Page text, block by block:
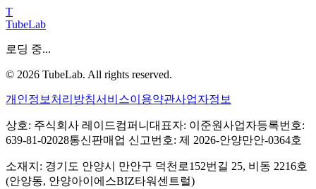
T
TubeLab
로딩 중...
© 2026 TubeLab. All rights reserved.
개인정보처리방침서비스이용약관사업자정보
상호: 주식회사 레이드컴퍼니 대표자: 이준원사업자등록번호:
639-81-02028통신판매업 신고번호: 제 2026-안양만안-0364호
소재지: 경기도 안양시 만안구 덕천로152번길 25, 비동 2216호
(안양동, 안양아이에스BIZ타워센트럴)